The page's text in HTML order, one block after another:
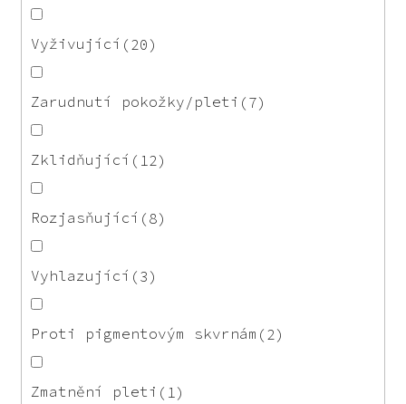
Vyživující 20
Zarudnutí pokožky/pleti 7
Zklidňující 12
Rozjasňující 8
Vyhlazující 3
Proti pigmentovým skvrnám 2
Zmatnění pleti 1